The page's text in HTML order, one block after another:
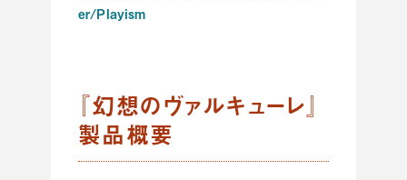
er/Playism
『幻想のヴァルキューレ』
製品概要